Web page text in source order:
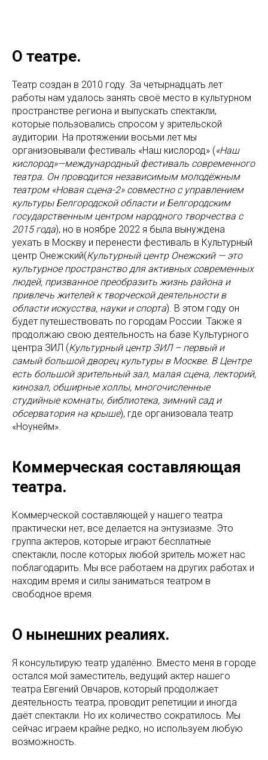
О театре.
Театр создан в 2010 году. За четырнадцать лет
работы нам удалось занять своё место в культурном
пространстве региона и выпускать спектакли,
которые пользовались спросом у зрительской
аудитории. На протяжении восьми лет мы
организовывали фестиваль «Наш кислород» («Наш
кислород»—международный фестиваль современного
театра. Он проводится независимым молодёжным
театром «Новая сцена-2» совместно с управлением
культуры Белгородской области и Белгородским
государственным центром народного творчества с
2015 года), но в ноябре 2022 я была вынуждена
уехать в Москву и перенести фестиваль в Культурный
центр Онежский(Культурный центр Онежский — это
культурное пространство для активных современных
людей, призванное преобразить жизнь района и
привлечь жителей к творческой деятельности в
области искусства, науки и спорта). В этом году он
будет путешествовать по городам России. Также я
продолжаю свою деятельность на базе Культурного
центра ЗИЛ (Культурный центр ЗИЛ – первый и
самый большой дворец культуры в Москве. В Центре
есть большой зрительный зал, малая сцена, лекторий,
кинозал, обширные холлы, многочисленные
студийные комнаты, библиотека, зимний сад и
обсерватория на крыше), где организовала театр
«Ноунейм».
Коммерческая составляющая
театра.
Коммерческой составляющей у нашего театра
практически нет, все делается на энтузиазме. Это
группа актеров, которые играют бесплатные
спектакли, после которых любой зритель может нас
поблагодарить. Мы все работаем на других работах и
находим время и силы заниматься театром в
свободное время.
О нынешних реалиях.
Я консультирую театр удалённо. Вместо меня в городе
остался мой заместитель, ведущий актер нашего
театра Евгений Овчаров, который продолжает
деятельность театра, проводит репетиции и иногда
даёт спектакли. Но их количество сократилось. Мы
сейчас играем крайне редко, но используем любую
возможность.